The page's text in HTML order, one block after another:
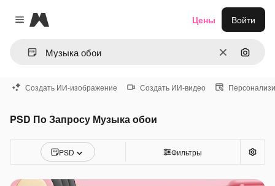
Close menu
Magnific
ОчиститьПоиск
Цены Войти
Создать ИИ-изображение Создать ИИ-видео
PSD По Запросу Музыка обои
PSD Фильтры